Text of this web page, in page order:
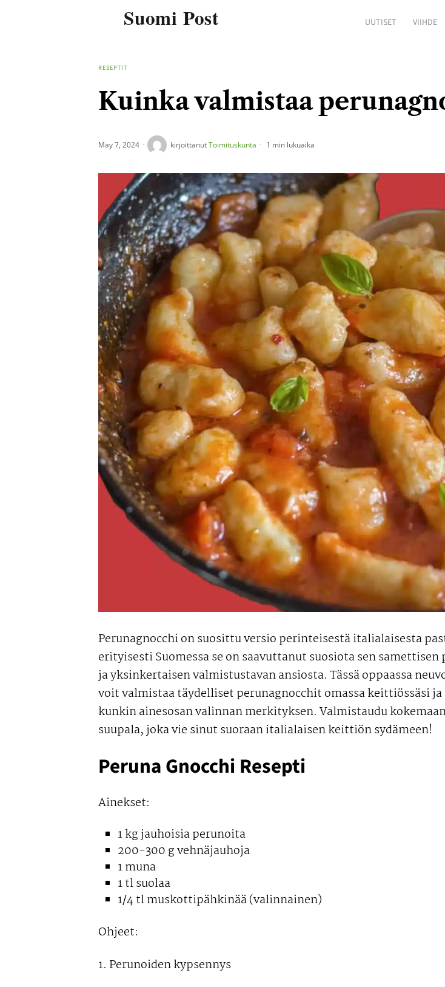
Suomi Post UUTISET VIIHDE
RESEPTIT
Kuinka valmistaa
May 7, 2024 kirjoittanutToimituskunta 1 min lukuaika
Perunagnocchi on suosittu versio perinteisestä italialaisesta
erityisesti Suomessa se on saavuttanut suosiota sen samettisen
ja yksinkertaisen valmistustavan ansiosta. Tässä oppaassa
voit valmistaa täydelliset perunagnocchit omassa keittiössäsi
kunkin ainesosan valinnan merkityksen. Valmistaudu
suupala, joka vie sinut suoraan italialaisen keittiön sydämeen!
Peruna Gnocchi Resepti
Ainekset:
1 kg jauhoisia perunoita
200-300 g vehnäjauhoja
1 muna
1 tl suolaa
1/4 tl muskottipähkinää (valinnainen)
Ohjeet:
1. Perunoiden kypsennys